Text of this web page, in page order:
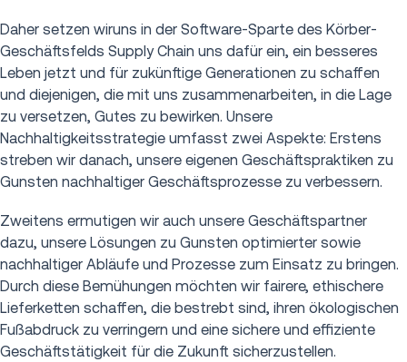
Daher setzen wiruns in der Software-Sparte des Körber-
Geschäftsfelds Supply Chain uns dafür ein, ein besseres
Leben jetzt und für zukünftige Generationen zu schaffen
und diejenigen, die mit uns zusammenarbeiten, in die Lage
zu versetzen, Gutes zu bewirken. Unsere
Nachhaltigkeitsstrategie umfasst zwei Aspekte: Erstens
streben wir danach, unsere eigenen Geschäftspraktiken zu
Gunsten nachhaltiger Geschäftsprozesse zu verbessern.
Zweitens ermutigen wir auch unsere Geschäftspartner
dazu, unsere Lösungen zu Gunsten optimierter sowie
nachhaltiger Abläufe und Prozesse zum Einsatz zu bringen.
Durch diese Bemühungen möchten wir fairere, ethischere
Lieferketten schaffen, die bestrebt sind, ihren ökologischen
Fußabdruck zu verringern und eine sichere und effiziente
Geschäftstätigkeit für die Zukunft sicherzustellen.